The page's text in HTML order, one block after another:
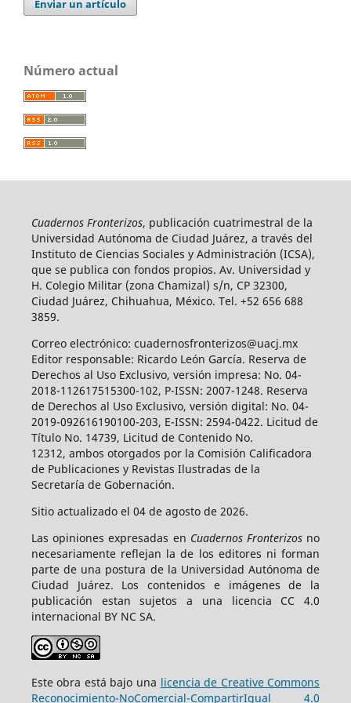
Enviar un artículo
Número actual
Cuadernos Fronterizos, publicación cuatrimestral de la
Universidad Autónoma de Ciudad Juárez, a través del
Instituto de Ciencias Sociales y Administración (ICSA),
que se publica con fondos propios. Av. Universidad y
H. Colegio Militar (zona Chamizal) s/n, CP 32300,
Ciudad Juárez, Chihuahua, México. Tel. +52 656 688
3859.
Correo electrónico: cuadernosfronterizos@uacj.mx
Editor responsable: Ricardo León García. Reserva de
Derechos al Uso Exclusivo, versión impresa: No. 04-
2018-112617515300-102, P-ISSN: 2007-1248. Reserva
de Derechos al Uso Exclusivo, versión digital: No. 04-
2019-092616190100-203, E-ISSN: 2594-0422. Licitud de
Título No. 14739, Licitud de Contenido No.
12312, ambos otorgados por la Comisión Calificadora
de Publicaciones y Revistas Ilustradas de la
Secretaría de Gobernación.
Sitio actualizado el 04 de agosto de 2026.
Las opiniones expresadas en Cuadernos Fronterizosno
necesariamente reflejan la de los editores ni forman
parte de una postura de la Universidad Autónoma de
Ciudad Juárez. Los contenidos e imágenes de la
publicación estan sujetos a una licencia CC 4.0
internacional BY NC SA.
Este obra está bajo una licencia de Creative Commons
Reconocimiento-NoComercial-CompartirIgual 4.0